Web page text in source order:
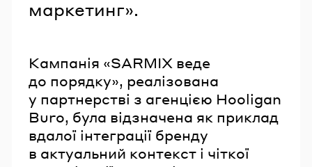
маркетинг».
Кампанія «SARMIX веде
до порядку», реалізована
у партнерстві з агенцією Hooligan
Buro, була відзначена як приклад
вдалої інтеграції бренду
в актуальний контекст і чіткої